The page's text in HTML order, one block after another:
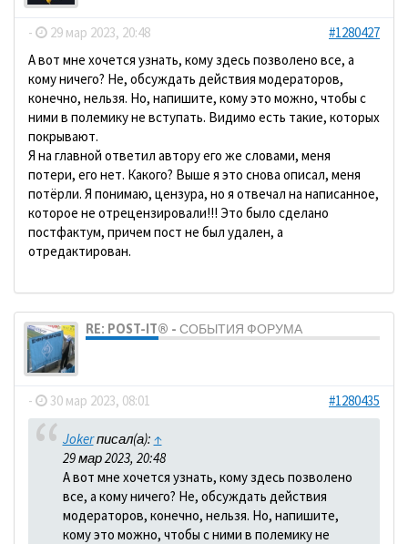
- 29 мар 2023, 20:48
#1280427
А вот мне хочется узнать, кому здесь позволено все, а
кому ничего? Не, обсуждать действия модераторов,
конечно, нельзя. Но, напишите, кому это можно, чтобы с
ними в полемику не вступать. Видимо есть такие, которых
покрывают.
Я на главной ответил автору его же словами, меня
потери, его нет. Какого? Выше я это снова описал, меня
потёрли. Я понимаю, цензура, но я отвечал на написанное,
которое не отрецензировали!!! Это было сделано
постфактум, причем пост не был удален, а
отредактирован.
RE: POST-IT® - СОБЫТИЯ ФОРУМА
- 30 мар 2023, 08:01 #1280435
Jokerписал(а): ↑
29 мар 2023, 20:48
А вот мне хочется узнать, кому здесь позволено
все, а кому ничего? Не, обсуждать действия
модераторов, конечно, нельзя. Но, напишите,
кому это можно, чтобы с ними в полемику не